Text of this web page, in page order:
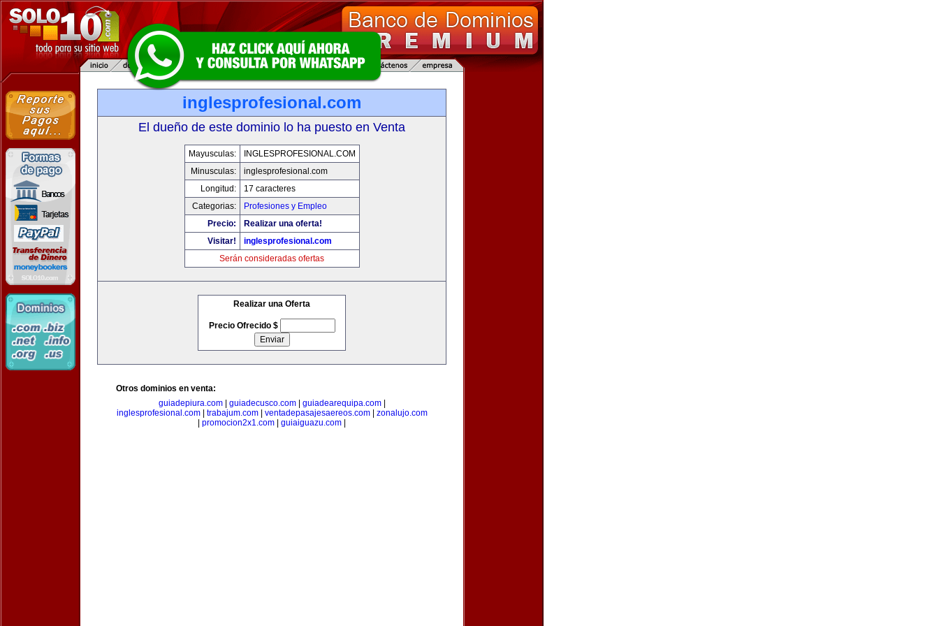
inglesprofesional.com
El dueño de este dominio lo ha puesto en Venta
Mayusculas:
INGLESPROFESIONAL.COM
Minusculas:
inglesprofesional.com
Longitud:
17 caracteres
Categorias:
Profesiones y Empleo
Precio:
Realizar una oferta!
Visitar!
inglesprofesional.com
Serán consideradas ofertas
Realizar una Oferta
Precio Ofrecido $
Otros dominios en venta:
guiadepiura.com| guiadecusco.com| guiadearequipa.com|
inglesprofesional.com| trabajum.com| ventadepasajesaereos.com| zonalujo.com
promocion2x1.com guiaiguazu.com